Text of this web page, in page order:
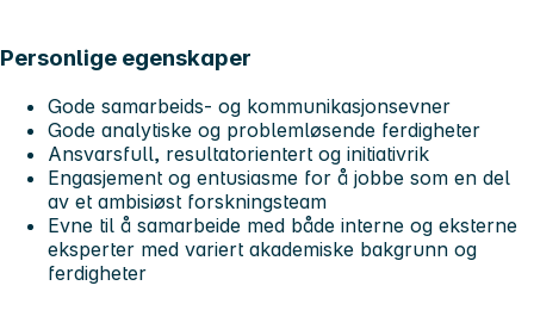
Personlige egenskaper
Gode samarbeids- og kommunikasjonsevner
Gode analytiske og problemløsende ferdigheter
Ansvarsfull, resultatorientert og initiativrik
Engasjement og entusiasme for å jobbe som en del
av et ambisiøst forskningsteam
Evne til å samarbeide med både interne og eksterne
eksperter med variert akademiske bakgrunn og
ferdigheter